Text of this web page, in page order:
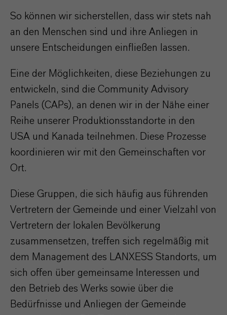
So können wir sicherstellen, dass wir stets nah
an den Menschen sind und ihre Anliegen in
unsere Entscheidungen einfließen lassen.
Eine der Möglichkeiten, diese Beziehungen zu
entwickeln, sind die Community Advisory
Panels (CAPs), an denen wir in der Nähe einer
Reihe unserer Produktionsstandorte in den
USA und Kanada teilnehmen. Diese Prozesse
koordinieren wir mit den Gemeinschaften vor
Ort.
Diese Gruppen, die sich häufig aus führenden
Vertretern der Gemeinde und einer Vielzahl von
Vertretern der lokalen Bevölkerung
zusammensetzen, treffen sich regelmäßig mit
dem Management des LANXESS Standorts, um
sich offen über gemeinsame Interessen und
den Betrieb des Werks sowie über die
Bedürfnisse und Anliegen der Gemeinde